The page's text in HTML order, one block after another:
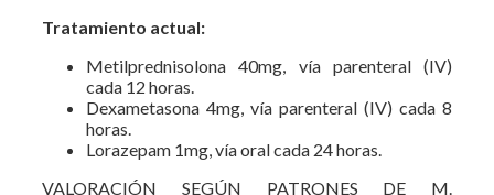
Tratamiento actual:
Metilprednisolona 40mg, vía parenteral (IV)
cada 12 horas.
Dexametasona 4mg, vía parenteral (IV) cada 8
horas.
Lorazepam 1mg, vía oral cada 24 horas.
VALORACIÓN SEGÚN PATRONES DE M.